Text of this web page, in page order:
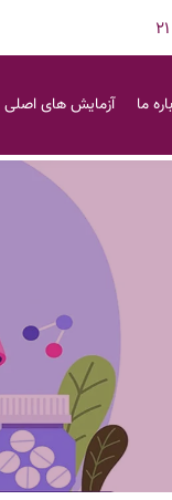
ما آزمایش های اصلی